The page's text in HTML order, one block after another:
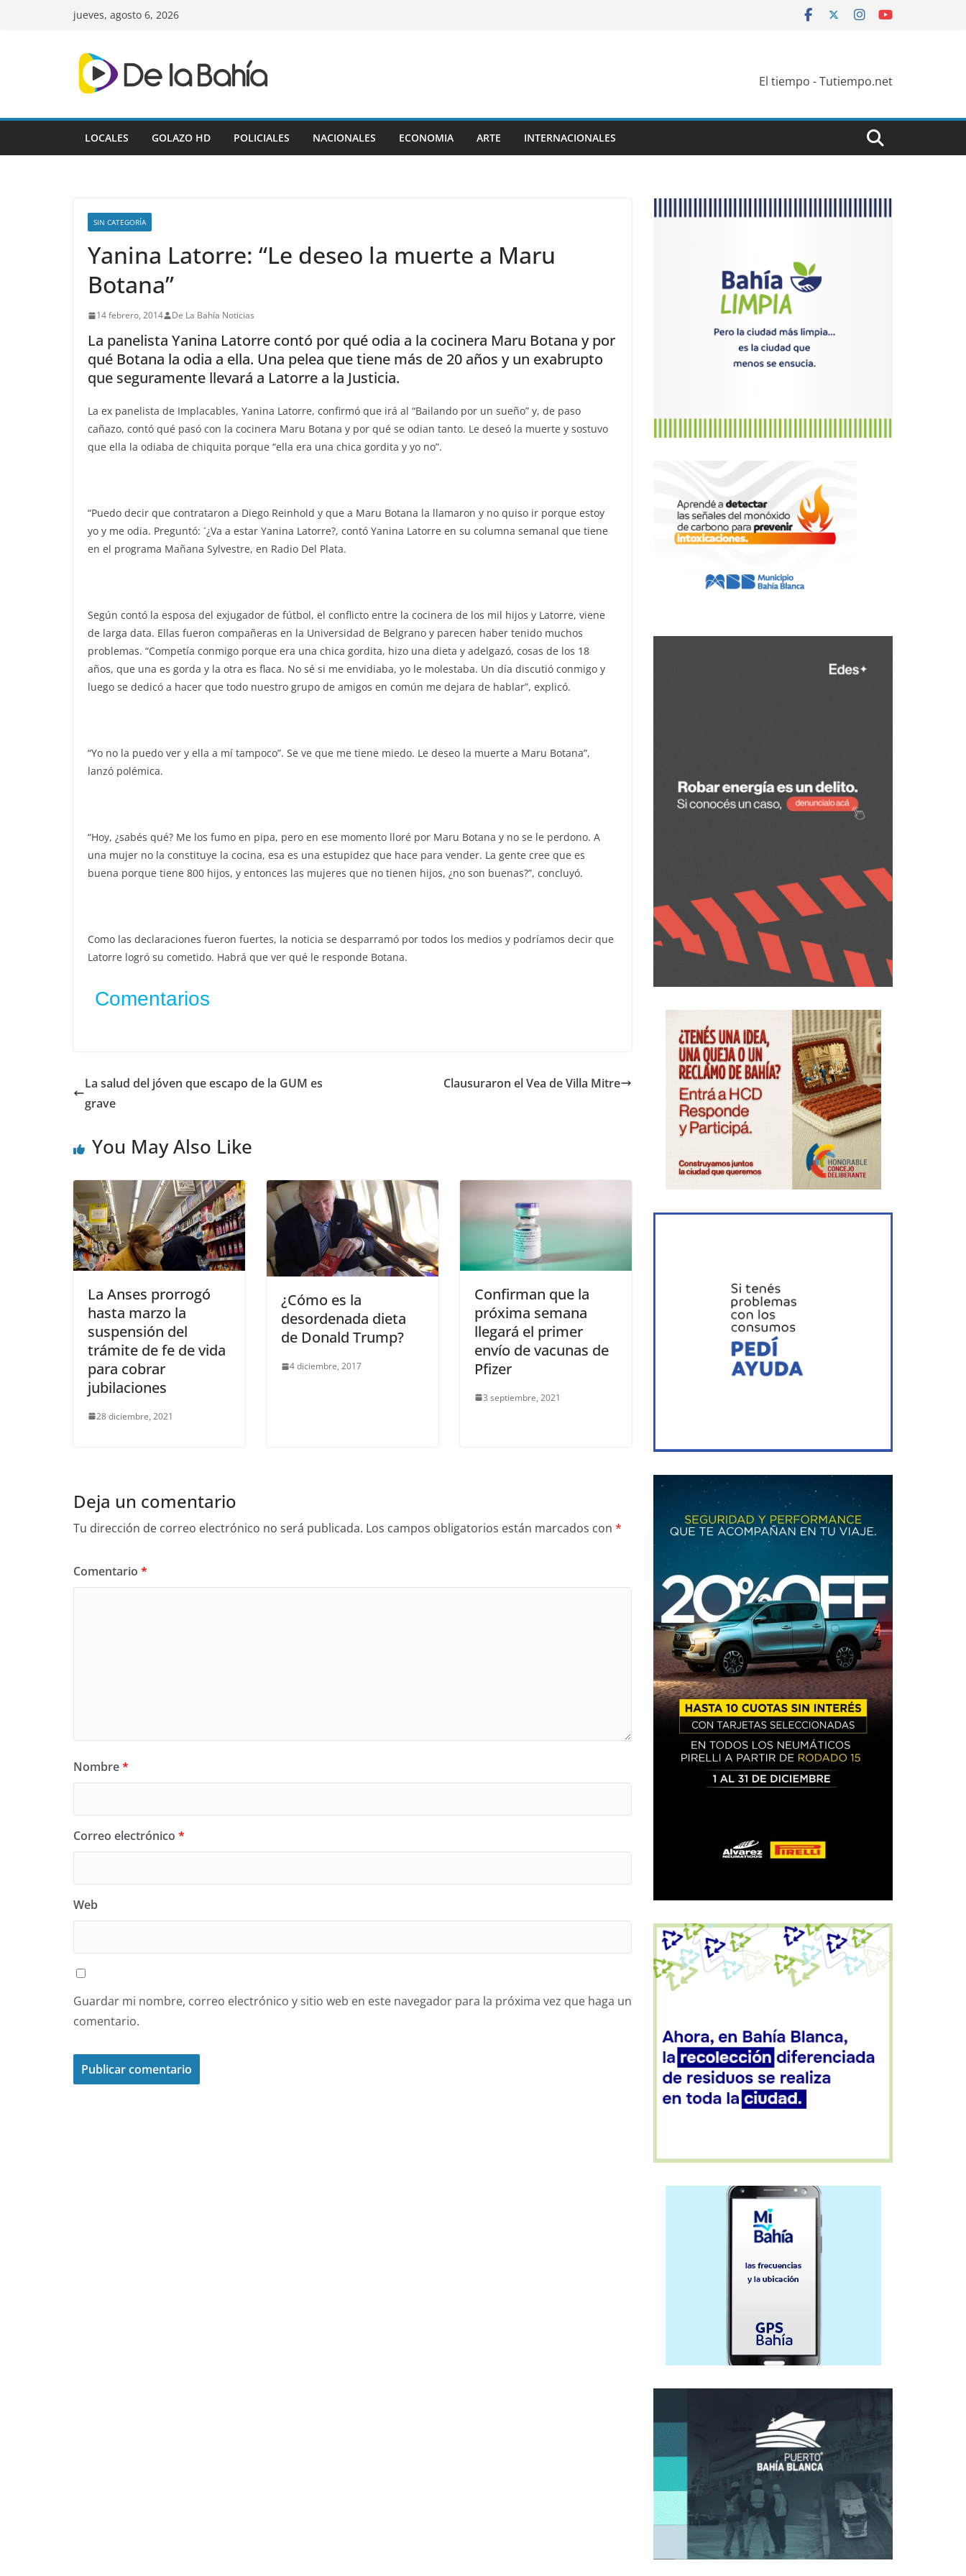
jueves, agosto 6, 2026
El tiempo - Tutiempo.net
LOCALES GOLAZO HD POLICIALES NACIONALES ECONOMIA ARTE INTERNACIONALES
SIN CATEGORÍA
Yanina Latorre: “Le deseo la muerte a Maru
Botana”
14 febrero, 2014 De La Bahía Noticias
La panelista Yanina Latorre contó por qué odia a la cocinera Maru Botana y por
qué Botana la odia a ella. Una pelea que tiene más de 20 años y un exabrupto
que seguramente llevará a Latorre a la Justicia.
La ex panelista de Implacables, Yanina Latorre, confirmó que irá al “Bailando por un sueño” y, de paso
cañazo, contó qué pasó con la cocinera Maru Botana y por qué se odian tanto. Le deseó la muerte y sostuvo
que ella la odiaba de chiquita porque “ella era una chica gordita y yo no”.
“Puedo decir que contrataron a Diego Reinhold y que a Maru Botana la llamaron y no quiso ir porque estoy
yo y me odia. Preguntó: ´¿Va a estar Yanina Latorre?, contó Yanina Latorre en su columna semanal que tiene
en el programa Mañana Sylvestre, en Radio Del Plata.
Según contó la esposa del exjugador de fútbol, el conflicto entre la cocinera de los mil hijos y Latorre, viene
de larga data. Ellas fueron compañeras en la Universidad de Belgrano y parecen haber tenido muchos
problemas. “Competía conmigo porque era una chica gordita, hizo una dieta y adelgazó, cosas de los 18
años, que una es gorda y la otra es flaca. No sé si me envidiaba, yo le molestaba. Un día discutió conmigo y
luego se dedicó a hacer que todo nuestro grupo de amigos en común me dejara de hablar”, explicó.
“Yo no la puedo ver y ella a mí tampoco”. Se ve que me tiene miedo. Le deseo la muerte a Maru Botana”,
lanzó polémica.
“Hoy, ¿sabés qué? Me los fumo en pipa, pero en ese momento lloré por Maru Botana y no se le perdono. A
una mujer no la constituye la cocina, esa es una estupidez que hace para vender. La gente cree que es
buena porque tiene 800 hijos, y entonces las mujeres que no tienen hijos, ¿no son buenas?”, concluyó.
Como las declaraciones fueron fuertes, la noticia se desparramó por todos los medios y podríamos decir que
Latorre logró su cometido. Habrá que ver qué le responde Botana.
Comentarios
La salud del jóven que escapo de la GUM es
grave
Clausuraron el Vea de Villa Mitre
You May Also Like
La Anses prorrogó
hasta marzo la
suspensión del
trámite de fe de vida
para cobrar
jubilaciones
28 diciembre, 2021
¿Cómo es la
desordenada dieta
de Donald Trump?
4 diciembre, 2017
Confirman que la
próxima semana
llegará el primer
envío de vacunas de
Pfizer
3 septiembre, 2021
Deja un comentario
Tu dirección de correo electrónico no será publicada. Los campos obligatorios están marcados con *
Comentario *
Nombre*
Correo electrónico *
Web
Guardar mi nombre, correo electrónico y sitio web en este navegador para la próxima vez que haga un
comentario.